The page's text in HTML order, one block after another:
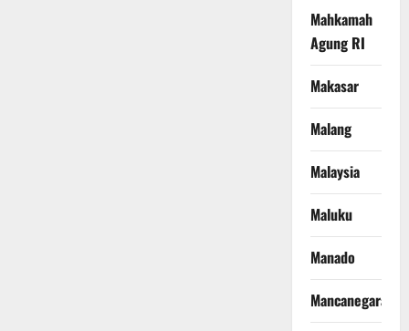
Mahkamah
Agung RI
Makasar
Malang
Malaysia
Maluku
Manado
Mancanegara